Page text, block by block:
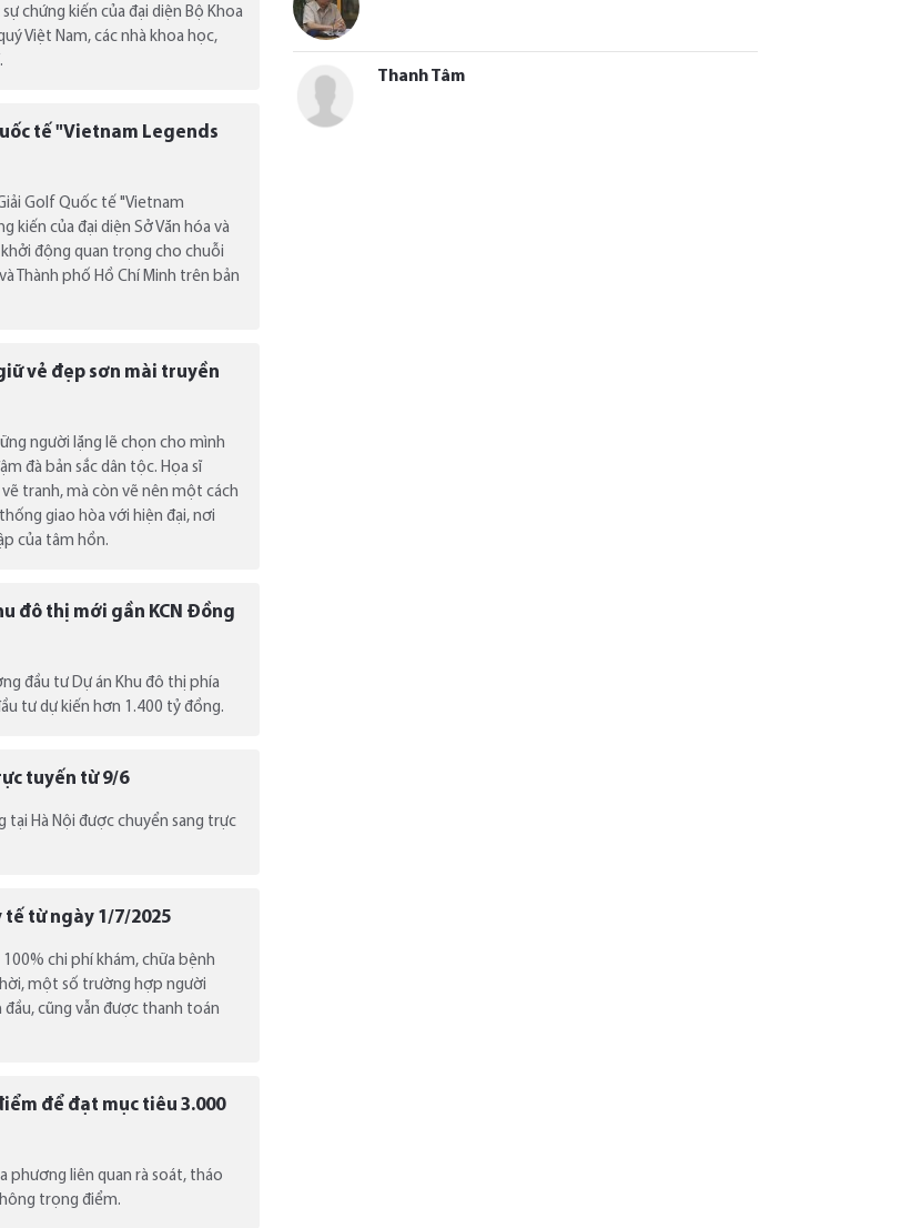
chứng kiến của đại diện Bộ Khoa
Việt Nam, các nhà khoa học,
tế "Vietnam Legends
Golf Quốc tế "Vietnam
kiến của đại diện Sở Văn hóa và
khởi động quan trọng cho chuỗi
Thành phố Hồ Chí Minh trên bản
vẻ đẹp sơn mài truyền
người lặng lẽ chọn cho mình
đà bản sắc dân tộc. Họa sĩ
tranh, mà còn vẽ nên một cách
giao hòa với hiện đại, nơi
của tâm hồn.
đô thị mới gần KCN Đồng
đầu tư Dự án Khu đô thị phía
tư dự kiến hơn 1.400 tỷ đồng.
tuyến từ 9/6
tại Hà Nội được chuyển sang trực
tế từ ngày 1/7/2025
chi phí khám, chữa bệnh
một số trường hợp người
cũng vẫn được thanh toán
để đạt mục tiêu 3.000
phương liên quan rà soát, tháo
trọng điểm.
Thanh Tâm